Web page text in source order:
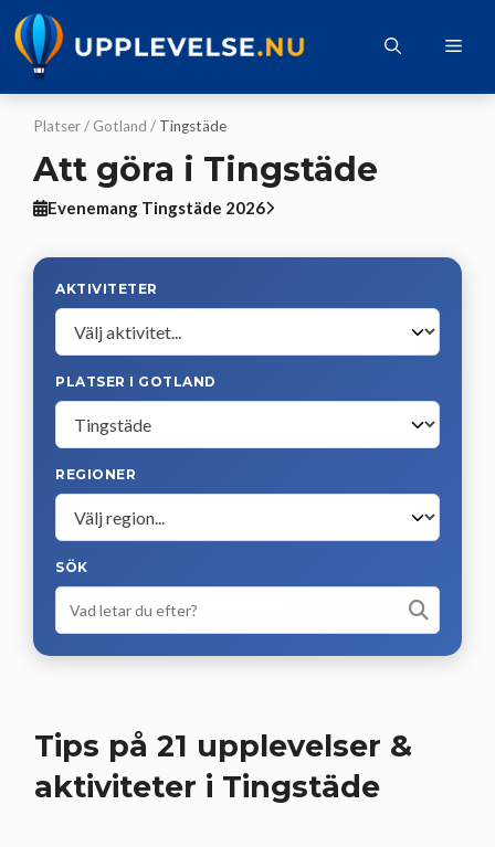
Hoppa
till
innehåll
Platser/ Gotland / Tingstäde
Att göra i Tingstäde
Evenemang Tingstäde 2026
AKTIVITETER
PLATSER I GOTLAND
REGIONER
SÖK
Tips på 21 upplevelser &
aktiviteter i Tingstäde